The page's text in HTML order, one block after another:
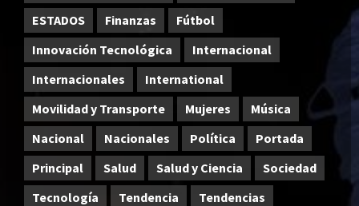
ESTADOS
Finanzas
Fútbol
Innovación Tecnológica
Internacional
Internacionales
International
Movilidad y Transporte
Mujeres
Música
Nacional
Nacionales Política
Portada
Principal
Salud Salud y Ciencia
Sociedad
Tecnología
Tendencia
Tendencias